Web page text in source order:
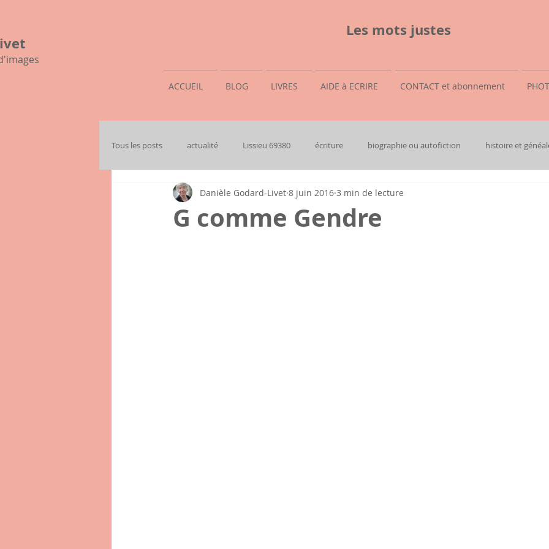
Les mots justes
ACCUEIL BLOG LIVRES AIDE à ECRIRE CONTACT et abonnement
Tous les posts actualité Lissieu 69380 écriture biographie ou autofiction histoire et
mon histoire familiale
G comme Gendre
Danièle Godard-Livet 8 juin 2016 3 min de lecture